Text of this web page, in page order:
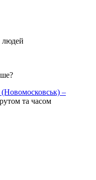
людей
–
та часом